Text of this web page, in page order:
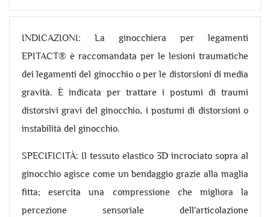
INDICAZIONI: La ginocchiera per legamenti
EPITACT® è raccomandata per le lesioni traumatiche
dei legamenti del ginocchio o per le distorsioni di media
gravità. È indicata per trattare i postumi di traumi
distorsivi gravi del ginocchio, i postumi di distorsioni o
instabilità del ginocchio.
SPECIFICITÀ: Il tessuto elastico 3D incrociato sopra al
ginocchio agisce come un bendaggio grazie alla maglia
fitta; esercita una compressione che migliora la
percezione sensoriale dell'articolazione